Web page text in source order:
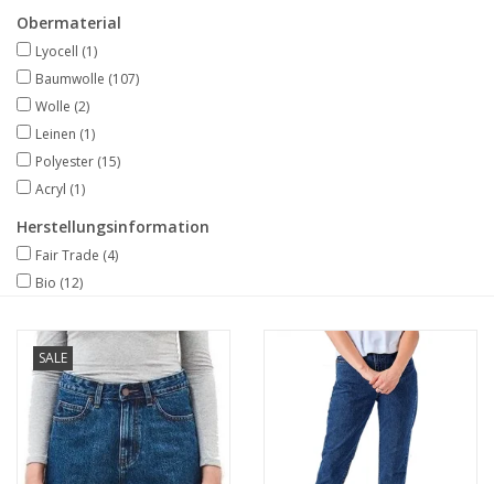
Obermaterial
Lyocell (1)
Baumwolle (107)
Wolle (2)
Leinen (1)
Polyester (15)
Acryl (1)
Herstellungsinformation
Fair Trade (4)
Bio (12)
SALE